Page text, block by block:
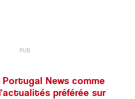
Portugal News comme
préférée sur